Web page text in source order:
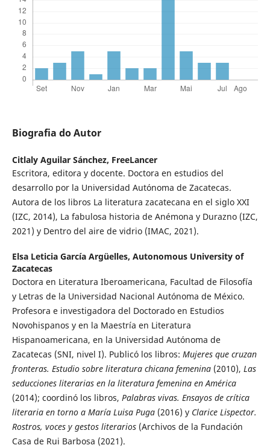
Biografia do Autor
Citlaly Aguilar Sánchez, FreeLancer
Escritora, editora y docente. Doctora en estudios del
desarrollo por la Universidad Autónoma de Zacatecas.
Autora de los libros La literatura zacatecana en el siglo XXI
(IZC, 2014), La fabulosa historia de Anémona y Durazno (IZC,
2021) y Dentro del aire de vidrio (IMAC, 2021).
Elsa Leticia García Argüelles, Autonomous University of
Zacatecas
Doctora en Literatura Iberoamericana, Facultad de Filosofía
y Letras de la Universidad Nacional Autónoma de México.
Profesora e investigadora del Doctorado en Estudios
Novohispanos y en la Maestría en Literatura
Hispanoamericana, en la Universidad Autónoma de
Zacatecas (SNI, nivel I). Publicó los libros: Mujeres que cruzan
fronteras. Estudio sobre literatura chicana femenina(2010), Las
seducciones literarias en la literatura femenina en América
(2014); coordinó los libros, Palabras vivas. Ensayos de crítica
literaria en torno a María Luisa Puga(2016) y Clarice Lispector.
Rostros, voces y gestos literarios(Archivos de la Fundación
Casa de Rui Barbosa (2021).